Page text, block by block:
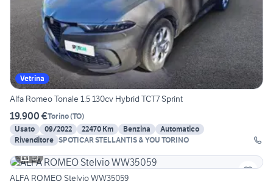
Vetrina
Alfa Romeo Tonale 1.5 130cv Hybrid TCT7 Sprint
19.900 €Torino(TO)
Usato
09/2022 22470 Km Benzina
Automatico
Rivenditore SPOTICAR STELLANTIS & YOU TORINO
10
ALFA ROMEO Stelvio WW35059